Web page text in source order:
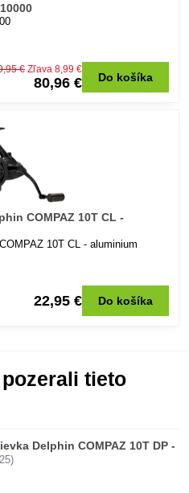
80,96 €
€ Zľava 8,99 €
Do košíka
COMPAZ 10T CL -
10T CL - aluminium
22,95 € Do košíka
tieto
Delphin COMPAZ 10T DP -